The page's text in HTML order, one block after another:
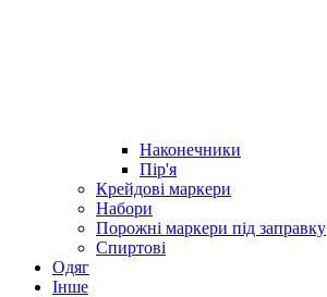
Наконечники
Пір'я
Крейдові маркери
Набори
Порожні маркери під заправку
Спиртові
Одяг
Інше